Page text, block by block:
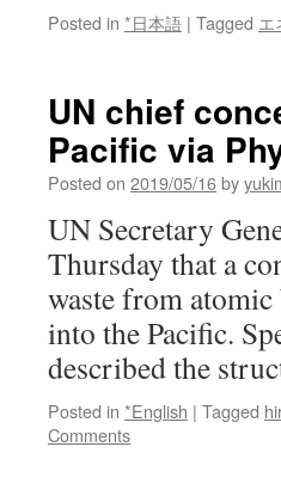
Posted in *日本語 | Tagged エ
UN chief
Pacific via
Posted on 2019/05/16by
UN Secretary
Thursday that a
waste from
into the Pacific.
described the
Posted in *English | Tagged
Comments